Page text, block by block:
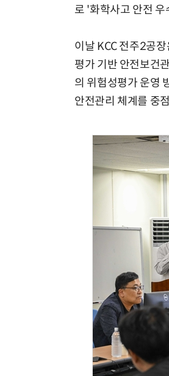
로 '화학사고 안전
이날 KCC 전주2공
평가 기반 안전보건
의 위험성평가 운영
안전관리 체계를 중